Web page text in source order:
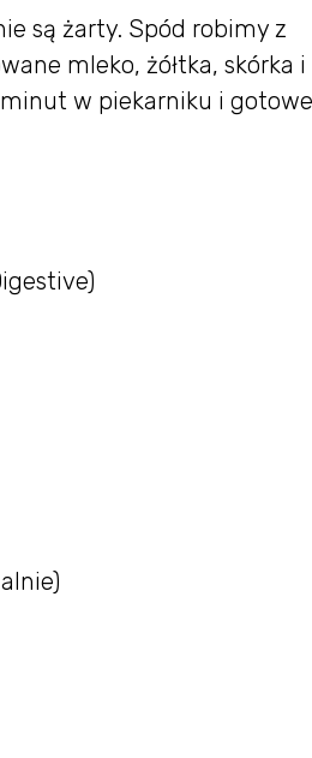
są żarty. Spód robimy z
mleko, żółtka, skórka i
w piekarniku i